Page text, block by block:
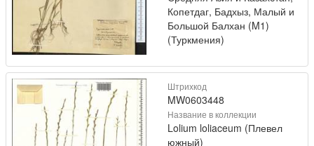
Копетдаг, Бадхыз, Малый и
Большой Балхан (M1)
(Туркмения)
Штрихкод
MW0603448
Название в коллекции
Lolium loliaceum (Плевел
южный)